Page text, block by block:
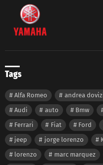
Tags
Alfa Romeo andrea
Audi
auto Bmw
Ferrari
Fiat Ford
jeep
jorge lorenzo
lorenzo
marc marquez